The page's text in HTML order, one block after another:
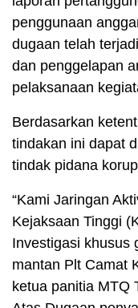
penggunaan
dugaan telah
dan penggelapan
pelaksanaan
Berdasarkan
tindakan ini dapat
tindak pidana
“Kami Jaringan
Kejaksaan Tinggi
Investigasi khusus
mantan Plt Camat
ketua panitia MTQ